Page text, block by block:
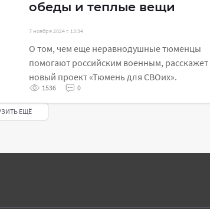
обеды и теплые вещи
7 ноября 2024 г. 13:34
О том, чем еще неравнодушные тюменцы
помогают российским военным, расскажет
новый проект «Тюмень для СВОих».
1536 0
ЕЩЁ